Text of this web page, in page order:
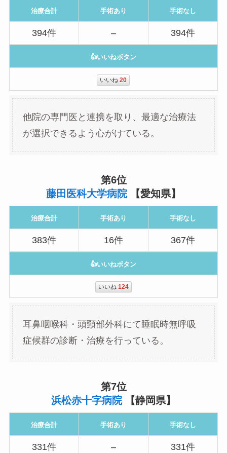
治療合計 手術あり 手術なし
394件 – 394件
👍いいねボタン
いいね20
他院の専門医と連携を取り、最適な治療法
が選択できるよう心がけている。
第6位
藤田医科大学病院【愛知県】
治療合計 手術あり 手術なし
383件 16件 367件
👍いいねボタン
いいね 124
耳鼻咽喉科・頭頸部外科にて睡眠時無呼吸
症候群の診断・治療を行っている。
第7位
浜松赤十字病院【静岡県】
治療合計 手術あり 手術なし
331件 – 331件